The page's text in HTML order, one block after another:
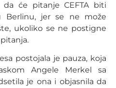
da će pitanje CEFTA biti
Berlinu, jer se ne može
ukoliko se ne postigne
postojala je pauza, koja
Angele Merkel sa
je ona i objasnila da